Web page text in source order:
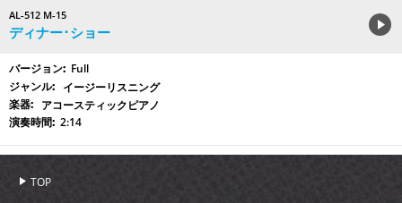
AL-512 M-15
ディナー･ショー
Full
イージーリスニング
アコースティックピアノ
2:14
TOP